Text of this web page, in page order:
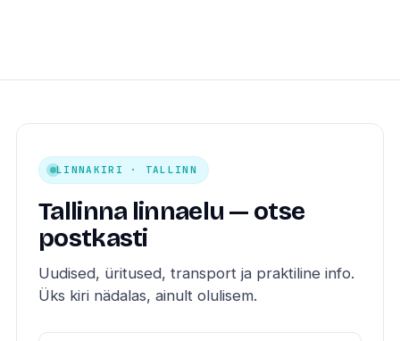
LINNAKIRI · TALLINN
Tallinna linnaelu — otse
postkasti
Uudised, üritused, transport ja praktiline info.
Üks kiri nädalas, ainult olulisem.